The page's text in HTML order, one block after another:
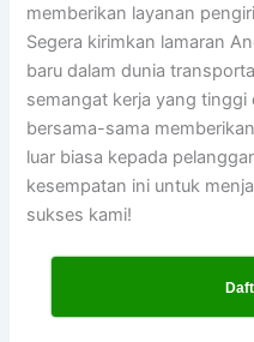
memberikan layanan
Segera kirimkan lamaran
baru dalam dunia
semangat kerja yang tinggi
bersama-sama
luar biasa kepada
kesempatan ini untuk
sukses kami!